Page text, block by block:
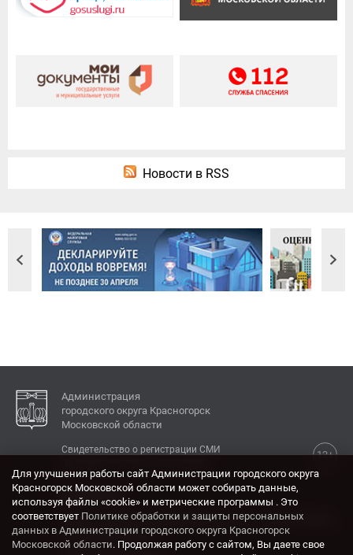
Новости в RSS
Администрация
городского округа Красногорск
Московской области
12+
Свидетельство о регистрации СМИ
КОНТАКТЫ
Адрес: 143404, Московская область, г. Красногорск,
ул. Ленина, дом 4.
Для улучшения работы сайт Администрации городского округа
Красногорск Московской области может собирать данные,
используя файлы «cookie» и метрические программы . Это
соответствует Политике обработки и защиты персональных
данных в Администрации городского округа Красногорск
Московской области. Продолжая работу с сайтом, Вы даете свое